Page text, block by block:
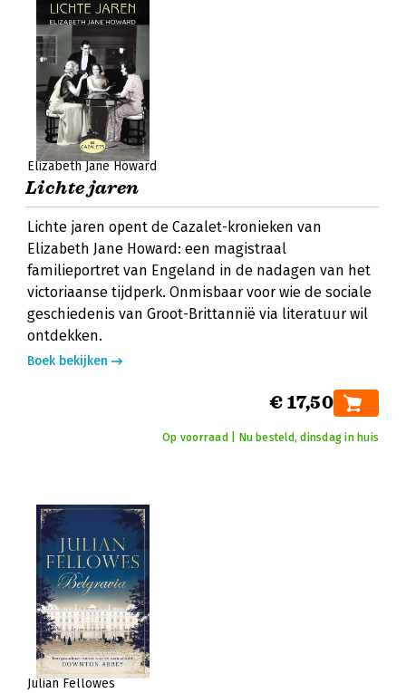
Elizabeth Jane Howard
Lichte jaren
Lichte jaren opent de Cazalet-kronieken van
Elizabeth Jane Howard: een magistraal
familieportret van Engeland in de nadagen van het
victoriaanse tijdperk. Onmisbaar voor wie de sociale
geschiedenis van Groot-Brittannië via literatuur wil
ontdekken.
Boek bekijken
€ 17,50
Op voorraad | Nu besteld, dinsdag in huis
Julian Fellowes